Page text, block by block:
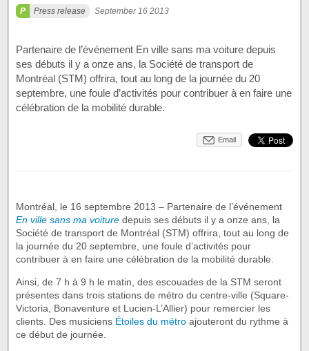
Press release September 16 2013
Partenaire de l’événement En ville sans ma voiture depuis
ses débuts il y a onze ans, la Société de transport de
Montréal (STM) offrira, tout au long de la journée du 20
septembre, une foule d’activités pour contribuer à en faire une
célébration de la mobilité durable.
Email
Montréal, le 16 septembre 2013 – Partenaire de l’événement
En ville sans ma voiture depuis ses débuts il y a onze ans, la
Société de transport de Montréal (STM) offrira, tout au long de
la journée du 20 septembre, une foule d’activités pour
contribuer à en faire une célébration de la mobilité durable.
Ainsi, de 7 h à 9 h le matin, des escouades de la STM seront
présentes dans trois stations de métro du centre-ville (Square-
Victoria, Bonaventure et Lucien-L’Allier) pour remercier les
clients. Des musiciens Étoiles du métro ajouteront du rythme à
ce début de journée.